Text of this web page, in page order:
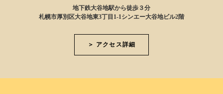
地下鉄大谷地駅から徒歩３分
札幌市厚別区大谷地東3丁目1-1シンエー大谷地ビル2階
＞ アクセス詳細